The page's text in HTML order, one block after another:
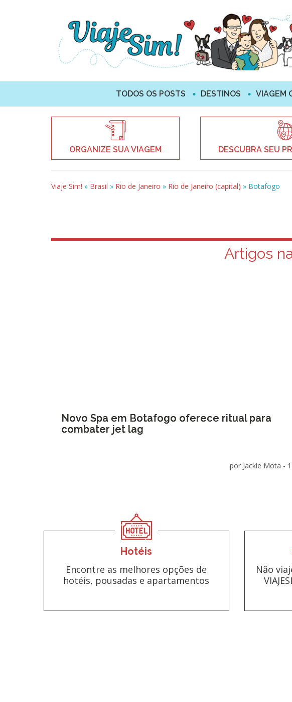
TODOS OS POSTS DESTINOS VIAGEM
ORGANIZE SUA VIAGEM DESCUBRA SEU
Viaje Sim! » Brasil » Rio de Janeiro » Rio de Janeiro (capital) » Botafogo
Artigos
Novo Spa em Botafogo oferece ritual para
combater jet lag
por Jackie Mota -
Hotéis
Encontre as melhores opções de
hotéis, pousadas e apartamentos
Não